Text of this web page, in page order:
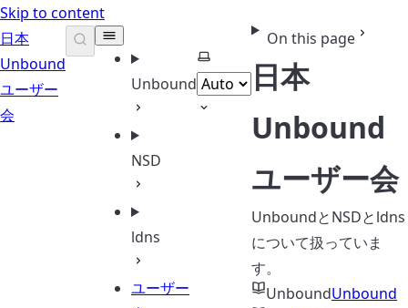
Skip to content
日本
Unbound
ユーザー
会
Unbound
NSD
ldns
ユーザー
Select theme
On this page
日本
Unbound
ユーザー会
UnboundとNSDとldns
について扱っていま
す。
UnboundUnbound